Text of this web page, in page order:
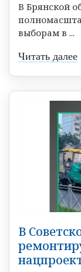
В Брянской
выборам в ...
Читать далее
В